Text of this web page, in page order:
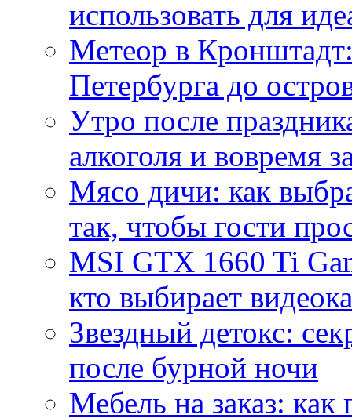
использовать для
Метеор в
Петербурга до
Утро после
алкоголя и вовремя
Мясо дичи: как
так, чтобы гости
MSI GTX 1660 Ti
кто выбирает
Звездный детокс:
после бурной ночи
Мебель на заказ: